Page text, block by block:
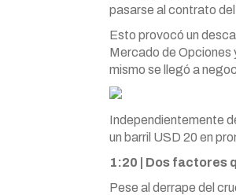
pasarse al contrato del
Esto provocó un
Mercado de Opciones
mismo se llegó a
Independientemente
un barril USD 20 en
1:20 | Dos factores
Pese al derrape del